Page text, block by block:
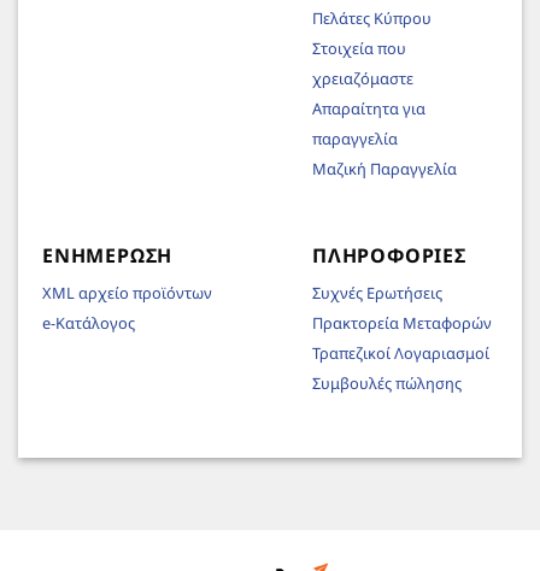
Πελάτες Κύπρου
Στοιχεία που
χρειαζόμαστε
Απαραίτητα για
παραγγελία
Μαζική Παραγγελία
ΕΝΗΜΈΡΩΣΗ
XML αρχείο προϊόντων
e-Κατάλογος
ΠΛΗΡΟΦΟΡΊΕΣ
Συχνές Ερωτήσεις
Πρακτορεία Μεταφορών
Τραπεζικοί Λογαριασμοί
Συμβουλές πώλησης